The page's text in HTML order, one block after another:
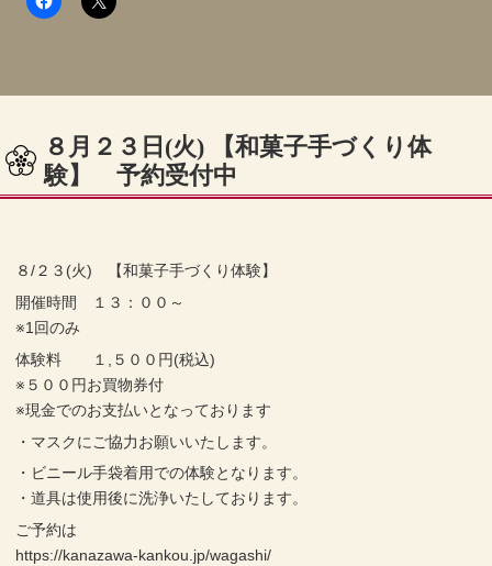
８月２３日(火) 【和菓子手づくり体
験】 予約受付中
８/２３(火) 【和菓子手づくり体験】
開催時間 １３：００～
※1回のみ
体験料 １,５００円(税込)
※５００円お買物券付
※現金でのお支払いとなっております
・マスクにご協力お願いいたします。
・ビニール手袋着用での体験となります。
・道具は使用後に洗浄いたしております。
ご予約は
https://kanazawa-kankou.jp/wagashi/